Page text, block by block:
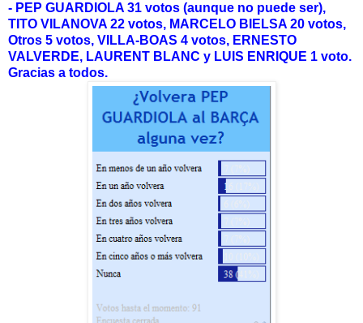
- PEP GUARDIOLA 31 votos (aunque no puede ser),
TITO VILANOVA 22 votos, MARCELO BIELSA 20 votos,
Otros 5 votos, VILLA-BOAS 4 votos, ERNESTO
VALVERDE, LAURENT BLANC y LUIS ENRIQUE 1 voto.
Gracias a todos.